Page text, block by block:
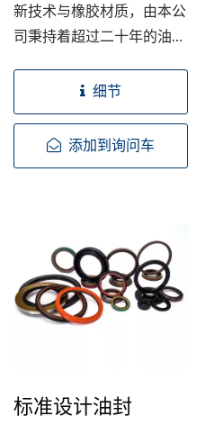
新技术与橡胶材质，由本公
司秉持着超过二十年的油封
ISO/TS16949(全球汽车产
业品质管理系统认证)之规
范设计并开发。...
细节
添加到询问车
标准设计油封